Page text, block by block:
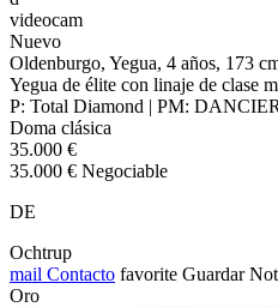
videocam
Nuevo
Oldenburgo, Yegua, 4 años, 173
Yegua de élite con linaje de clase
P: Total Diamond | PM: DANCIER
Doma clásica
35.000 €
35.000 € Negociable
DE
Ochtrup
mail Contacto favorite Guardar
Oro